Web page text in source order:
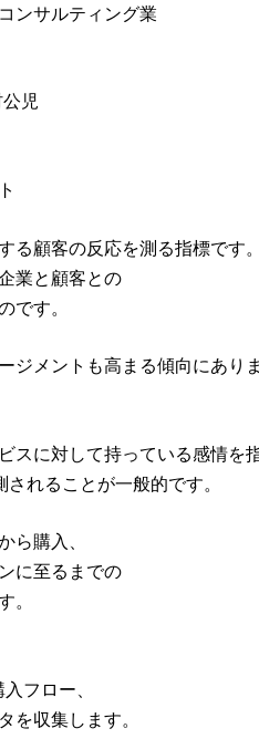
ンサルティング業
児
る顧客の反応を測る指標です。
業と顧客との
です。
ジメントも高まる傾向にありま
スに対して持っている感情を指
れることが一般的です。
ら購入、
に至るまでの
。
フロー、
を収集します。